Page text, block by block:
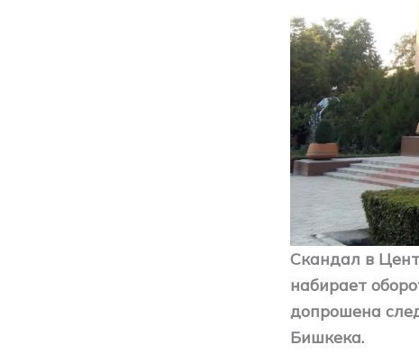
Скандал в
набирает
допрошена
Бишкека.